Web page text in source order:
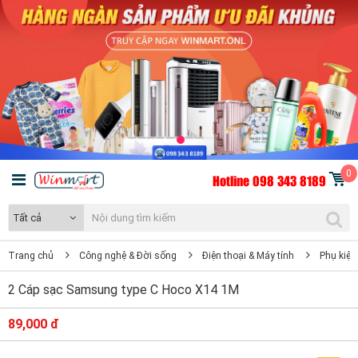
Hotline 098 343 8189 0
Tất cả
Trang chủ Công nghệ & Đời sống Điện thoại & Máy tính Phụ
2 Cáp sạc Samsung type C Hoco X14 1M
89,000 đ